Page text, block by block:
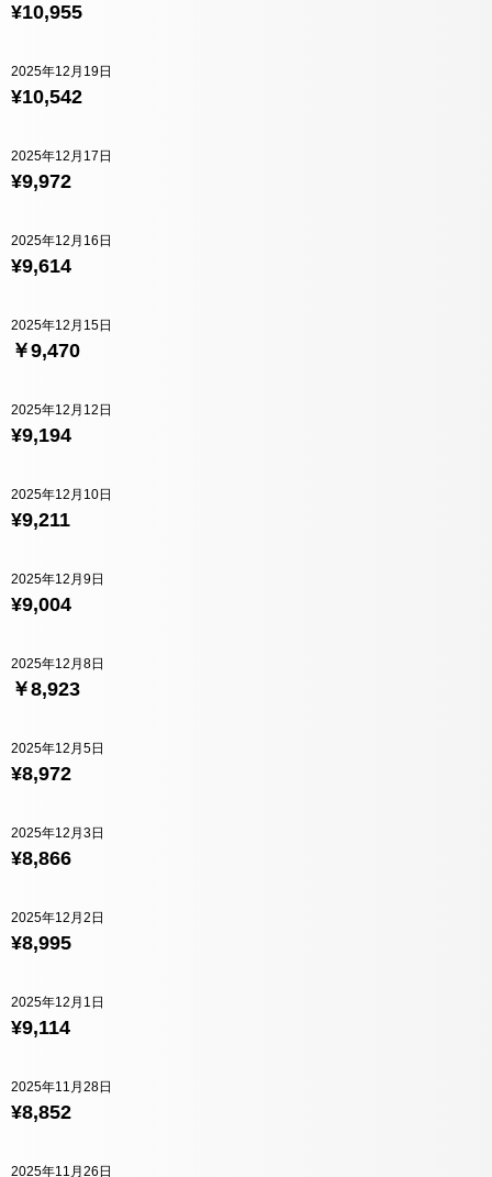
¥10,955
¥10,542
2025年12月19日
¥9,972
2025年12月17日
¥9,614
2025年12月16日
￥9,470
2025年12月15日
¥9,194
2025年12月12日
¥9,211
2025年12月10日
¥9,004
2025年12月9日
￥8,923
2025年12月8日
¥8,972
2025年12月5日
¥8,866
2025年12月3日
¥8,995
2025年12月2日
¥9,114
2025年12月1日
¥8,852
2025年11月28日
2025年11月26日